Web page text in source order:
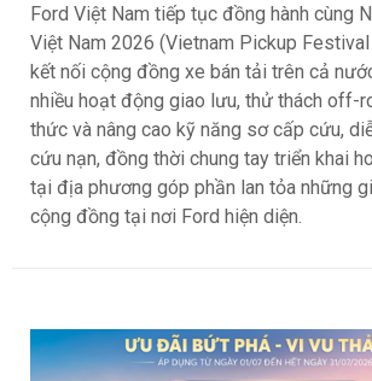
Ford Việt Nam tiếp tục đồng hành cùng
Việt Nam 2026 (Vietnam Pickup
kết nối cộng đồng xe bán tải trên cả
nhiều hoạt động giao lưu, thử thách off-
thức và nâng cao kỹ năng sơ cấp cứu,
cứu nạn, đồng thời chung tay triển khai
tại địa phương góp phần lan tỏa những
cộng đồng tại nơi Ford hiện diện.